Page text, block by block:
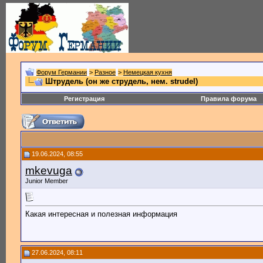
Форум Германии > Разное > Немецкая кухня
Штрудель (он же струдель, нем. strudel)
Регистрация Правила форума
19.06.2024, 08:55
mkevuga
Junior Member
Какая интересная и полезная информация
27.06.2024, 08:11